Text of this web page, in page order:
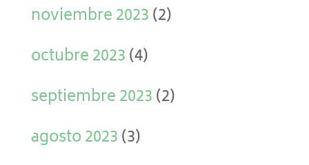
noviembre 2023(2)
octubre 2023(4)
septiembre 2023(2)
agosto 2023(3)